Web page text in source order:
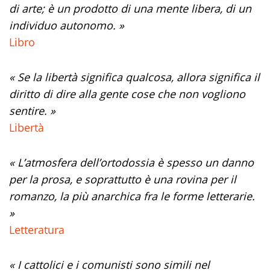
di arte; è un prodotto di una mente libera, di un
individuo autonomo. »
Libro
« Se la libertà significa qualcosa, allora significa il
diritto di dire alla gente cose che non vogliono
sentire. »
Libertà
« L’atmosfera dell’ortodossia è spesso un danno
per la prosa, e soprattutto è una rovina per il
romanzo, la più anarchica fra le forme letterarie.
»
Letteratura
« I cattolici e i comunisti sono simili nel